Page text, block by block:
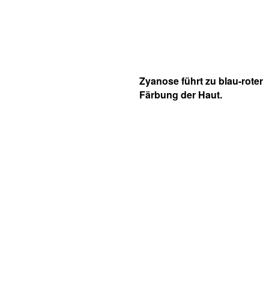
Zyanose führt zu blau-roter
Färbung der Haut.